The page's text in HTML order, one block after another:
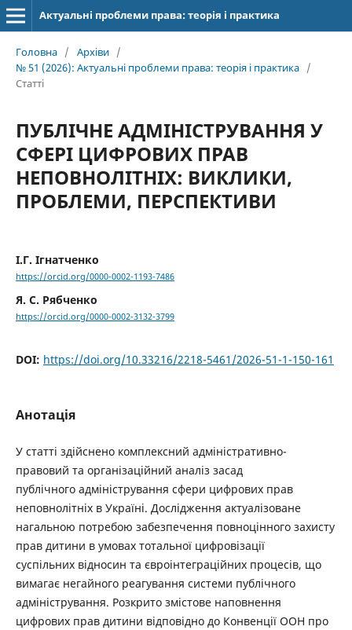
Актуальні проблеми права: теорія і практика
Головна / Архіви /
№ 51 (2026): Актуальні проблеми права: теорія і практика /
Статті
ПУБЛІЧНЕ АДМІНІСТРУВАННЯ У
СФЕРІ ЦИФРОВИХ ПРАВ
НЕПОВНОЛІТНІХ: ВИКЛИКИ,
ПРОБЛЕМИ, ПЕРСПЕКТИВИ
І.Г. Ігнатченко
https://orcid.org/0000-0002-1193-7486
Я. С. Рябченко
https://orcid.org/0000-0002-3132-3799
DOI: https://doi.org/10.33216/2218-5461/2026-51-1-150-161
Анотація
У статті здійснено комплексний адміністративно-
правовий та організаційний аналіз засад
публічного адміністрування сфери цифрових прав
неповнолітніх в Україні. Дослідження актуалізоване
нагальною потребою забезпечення повноцінного захисту
прав дитини в умовах тотальної цифровізації
суспільних відносин та євроінтеграційних процесів, що
вимагає негайного реагування системи публічного
адміністрування. Розкрито змістове наповнення
цифрових прав дитини відповідно до Конвенції ООН про